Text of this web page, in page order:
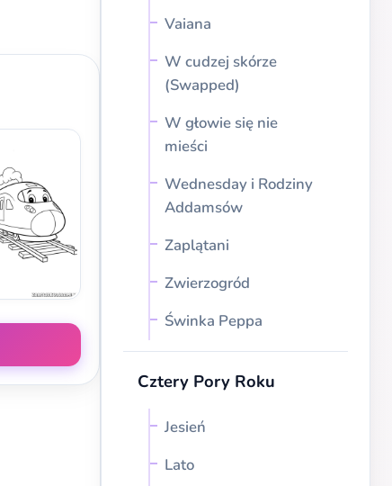
Vaiana
W cudzej skórze
(Swapped)
W głowie się nie
mieści
Wednesday i Rodziny
Addamsów
Zaplątani
Zwierzogród
Świnka Peppa
Cztery Pory Roku
Jesień
Lato